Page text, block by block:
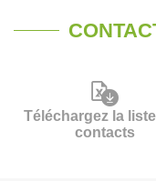
Téléchargez la
contacts